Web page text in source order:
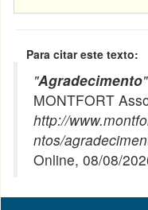
Para citar este texto:
"Agradecimento"
MONTFORT
http://
ntos/
Online, 08/08/